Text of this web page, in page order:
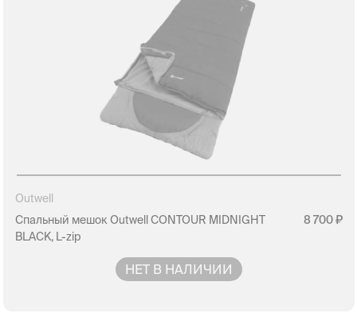
Outwell
Спальный мешок Outwell CONTOUR MIDNIGHT
BLACK, L-zip
8 700
НЕТ В НАЛИЧИИ